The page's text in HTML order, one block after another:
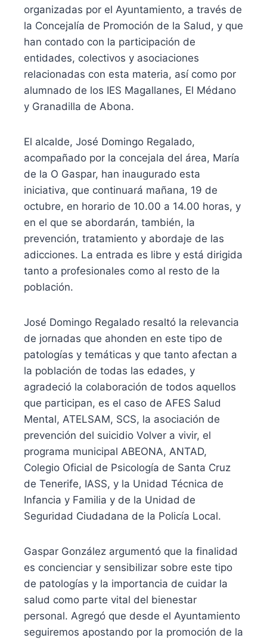
organizadas por el Ayuntamiento, a través de
la Concejalía de Promoción de la Salud, y que
han contado con la participación de
entidades, colectivos y asociaciones
relacionadas con esta materia, así como por
alumnado de los IES Magallanes, El Médano
y Granadilla de Abona.
El alcalde, José Domingo Regalado,
acompañado por la concejala del área, María
de la O Gaspar, han inaugurado esta
iniciativa, que continuará mañana, 19 de
octubre, en horario de 10.00 a 14.00 horas, y
en el que se abordarán, también, la
prevención, tratamiento y abordaje de las
adicciones. La entrada es libre y está dirigida
tanto a profesionales como al resto de la
población.
José Domingo Regalado resaltó la relevancia
de jornadas que ahonden en este tipo de
patologías y temáticas y que tanto afectan a
la población de todas las edades, y
agradeció la colaboración de todos aquellos
que participan, es el caso de AFES Salud
Mental, ATELSAM, SCS, la asociación de
prevención del suicidio Volver a vivir, el
programa municipal ABEONA, ANTAD,
Colegio Oficial de Psicología de Santa Cruz
de Tenerife, IASS, y la Unidad Técnica de
Infancia y Familia y de la Unidad de
Seguridad Ciudadana de la Policía Local.
Gaspar González argumentó que la finalidad
es concienciar y sensibilizar sobre este tipo
de patologías y la importancia de cuidar la
salud como parte vital del bienestar
personal. Agregó que desde el Ayuntamiento
seguiremos apostando por la promoción de la